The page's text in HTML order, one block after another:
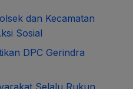
dan Kecamatan
Sosial
DPC Gerindra
Selalu Rukun